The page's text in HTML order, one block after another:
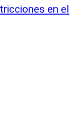
en el